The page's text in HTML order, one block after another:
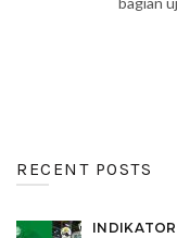
RECENT POSTS